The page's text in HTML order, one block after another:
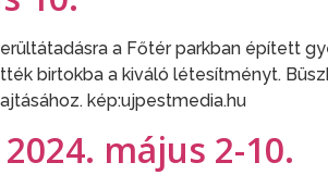
a Főtér parkban épített
birtokba a kiváló létesítményt.
kép:ujpestmedia.hu
május 2-10.